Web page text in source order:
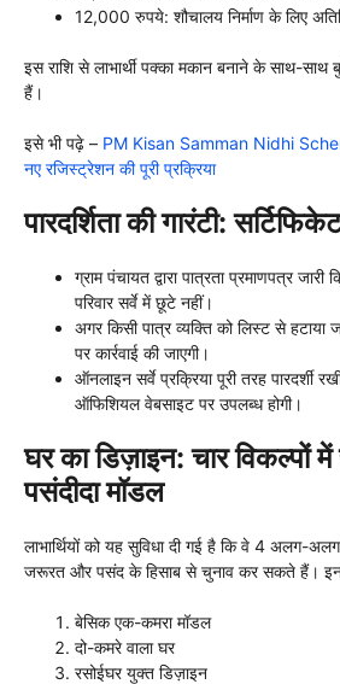
12,000 रुपये: शौचालय निर्माण के लिए
इस राशि से लाभार्थी पक्का मकान बनाने के साथ-साथ
हैं।
इसे भी पढ़े – PM Kisan Samman Nidhi
नए रजिस्ट्रेशन की पूरी प्रक्रिया
पारदर्शिता की गारंटी:
ग्राम पंचायत द्वारा पात्रता प्रमाणपत्र जारी
परिवार सर्वे में छूटे नहीं।
अगर किसी पात्र व्यक्ति को लिस्ट से हटाया
पर कार्रवाई की जाएगी।
ऑनलाइन सर्वे प्रक्रिया पूरी तरह पारदर्शी
ऑफिशियल वेबसाइट पर उपलब्ध होगी।
घर का डिज़ाइन: चार विकल्पों
पसंदीदा मॉडल
लाभार्थियों को यह सुविधा दी गई है कि वे 4 अलग-
जरूरत और पसंद के हिसाब से चुनाव कर सकते हैं।
बेसिक एक-कमरा मॉडल
दो-कमरे वाला घर
रसोईघर युक्त डिज़ाइन